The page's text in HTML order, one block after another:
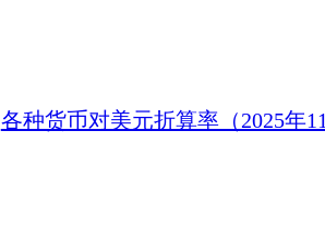
各种货币对美元折算率（2025年